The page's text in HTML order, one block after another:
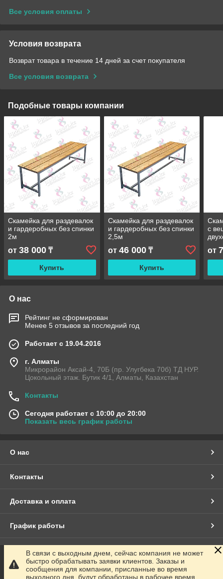
Все условия оплаты
Условия возврата
Возврат товара в течение 14 дней за счет покупателя
Все условия возврата
Подобные товары компании
Скамейка для раздевалок
и гардеробных без спинки
2м
от 38 000 ₸
Купить
Скамейка для раздевалок
и гардеробных без спинки
2,5м
от 46 000₸
Купить
с
от
О нас
Рейтинг не сформирован
Менее 5 отзывов за последний год
Работает с 19.04.2016
г. Алматы
Микрорайон Аксай-4, 70Б (пр. Улугбека 70б) ТД НУР.
Цокольный этаж. Бутик 4/1, Алматы, Казахстан
Контакты
Сегодня работает с 10:00 до 20:00
Показать весь график работы
О нас
Контакты
Доставка и оплата
График работы
Полная версия сайта
Сайт создан на маркетплейсеSatu.kz
В связи с выходным днем, сейчас компания не может
быстро обрабатывать заявки клиентов. Заказы и
сообщения для компании, присланные во время
выходного дня, будут обработаны в рабочее время.